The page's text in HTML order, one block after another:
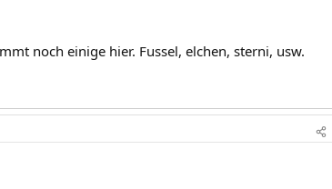
noch einige hier. Fussel, elchen, sterni, usw.